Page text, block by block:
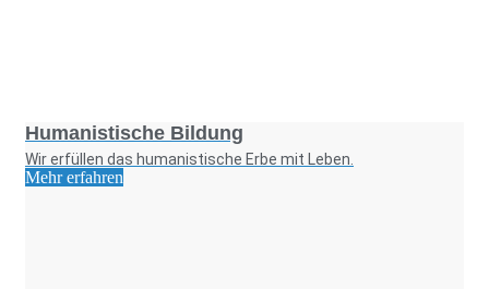
Humanistische Bildung
Wir erfüllen das humanistische Erbe mit Leben.
Mehr erfahren